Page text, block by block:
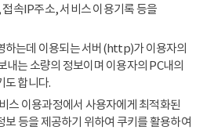
속IP주소, 서비스 이용기록 등을
하는데 이용되는 서버(http)가 이용자의
내는 소량의 정보이며 이용자의 PC내의
도 합니다.
스 이용과정에서 사용자에게 최적화된
보 등을 제공하기 위하여 쿠키를 활용하여